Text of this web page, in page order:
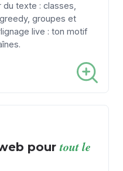
texte : classes,
groupes et
live : ton motif
pourtout le